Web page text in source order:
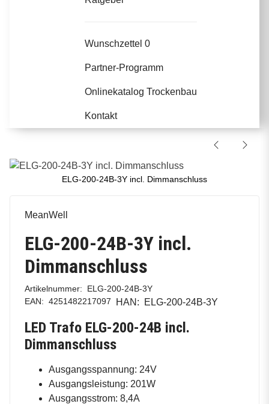
Wunschzettel 0
Partner-Programm
Onlinekatalog Trockenbau
Kontakt
MeanWell
ELG-200-24B-3Y incl.
Dimmanschluss
Artikelnummer: ELG-200-24B-3Y
EAN: 4251482217097 HAN: ELG-200-24B-3Y
LED Trafo ELG-200-24B incl.
Dimmanschluss
Ausgangsspannung: 24V
Ausgangsleistung: 201W
Ausgangsstrom: 8,4A
ELG-200-24B-3Y incl. Dimmanschluss